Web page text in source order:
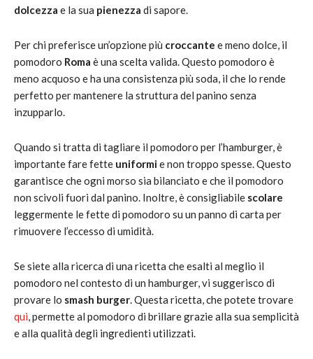
dolcezza e la sua pienezza di sapore.
Per chi preferisce un’opzione più croccante e meno dolce, il
pomodoro Roma è una scelta valida. Questo pomodoro è
meno acquoso e ha una consistenza più soda, il che lo rende
perfetto per mantenere la struttura del panino senza
inzupparlo.
Quando si tratta di tagliare il pomodoro per l’hamburger, è
importante fare fette uniformie non troppo spesse. Questo
garantisce che ogni morso sia bilanciato e che il pomodoro
non scivoli fuori dal panino. Inoltre, è consigliabile scolare
leggermente le fette di pomodoro su un panno di carta per
rimuovere l’eccesso di umidità.
Se siete alla ricerca di una ricetta che esalti al meglio il
pomodoro nel contesto di un hamburger, vi suggerisco di
provare lo smash burger. Questa ricetta, che potete trovare
qui, permette al pomodoro di brillare grazie alla sua semplicità
e alla qualità degli ingredienti utilizzati.